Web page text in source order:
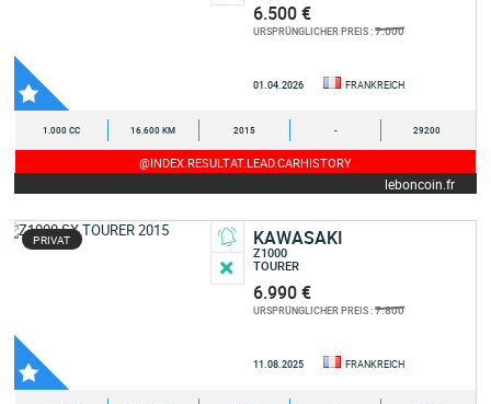
6.500 €
URSPRÜNGLICHER PREIS :7.000
01.04.2026 FRANKREICH
1.000 CC 16.600 KM 2015 - 29200
@INDEX.RESULTAT.LEAD.CARHISTORY
leboncoin.fr
PRIVAT KAWASAKI
Z1000
TOURER
6.990 €
URSPRÜNGLICHER PREIS :7.800
11.08.2025 FRANKREICH